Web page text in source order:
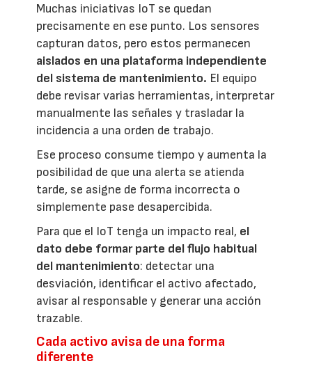
Muchas iniciativas IoT se quedan
precisamente en ese punto. Los sensores
capturan datos, pero estos permanecen
aislados en una plataforma independiente
del sistema de mantenimiento. El equipo
debe revisar varias herramientas, interpretar
manualmente las señales y trasladar la
incidencia a una orden de trabajo.
Ese proceso consume tiempo y aumenta la
posibilidad de que una alerta se atienda
tarde, se asigne de forma incorrecta o
simplemente pase desapercibida.
Para que el IoT tenga un impacto real, el
dato debe formar parte del flujo habitual
del mantenimiento: detectar una
desviación, identificar el activo afectado,
avisar al responsable y generar una acción
trazable.
Cada activo avisa de una forma
diferente